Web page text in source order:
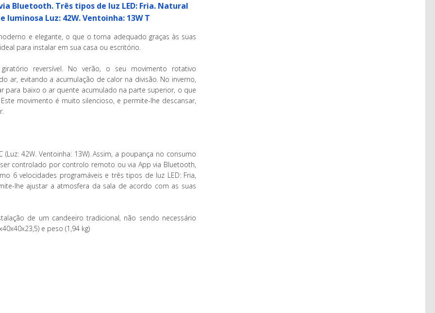
Bluetooth. Três tipos de luz LED: Fria. Natural
Luz: 42W. Ventoinha: 13W T
e elegante, o que o torna adequado graças às suas
para instalar em sua casa ou escritório.
reversível. No verão, o seu movimento rotativo
ar, evitando a acumulação de calor na divisão. No inverno,
baixo o ar quente acumulado na parte superior, o que
movimento é muito silencioso, e permite-lhe descansar,
42W. Ventoinha: 13W). Assim, a poupança no consumo
controlado por controlo remoto ou via App via Bluetooth,
6 velocidades programáveis e três tipos de luz LED: Fria,
lhe ajustar a atmosfera da sala de acordo com as suas
de um candeeiro tradicional, não sendo necessário
e peso (1,94 kg)